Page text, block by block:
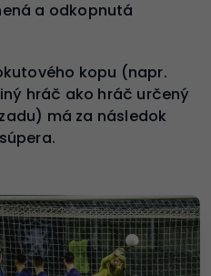
a odkopnutá
kopu (napr.
hráč ako hráč určený
má za následok